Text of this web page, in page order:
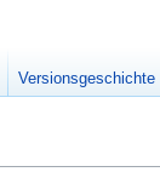
Versionsgeschichte